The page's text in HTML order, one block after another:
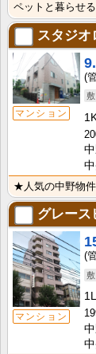
スタジオ
マンション
★人気の中野物
グレース
マンション